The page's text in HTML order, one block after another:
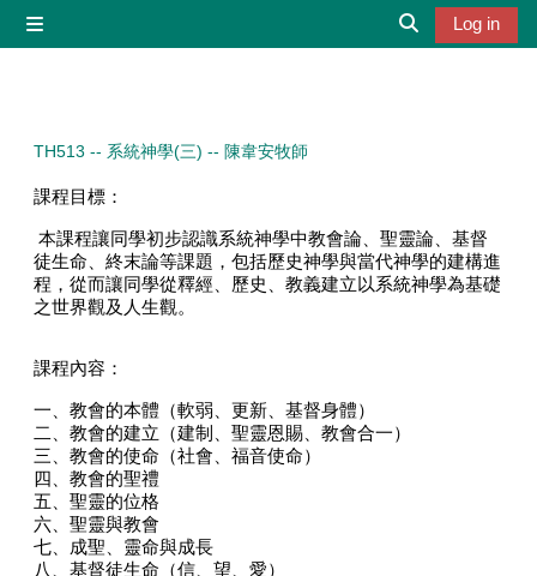
Log in
TH513 -- 系統神學(三) -- 陳韋安牧師
課程目標：
本課程讓同學初步認識系統神學中教會論、聖靈論、基督
徒生命、終末論等課題，包括歷史神學與當代神學的建構進
程，從而讓同學從釋經、歷史、教義建立以系統神學為基礎
之世界觀及人生觀。
課程內容：
一、教會的本體（軟弱、更新、基督身體）
二、教會的建立（建制、聖靈恩賜、教會合一）
三、教會的使命（社會、福音使命）
四、教會的聖禮
五、聖靈的位格
六、聖靈與教會
七、成聖、靈命與成長
八、基督徒生命（信、望、愛）